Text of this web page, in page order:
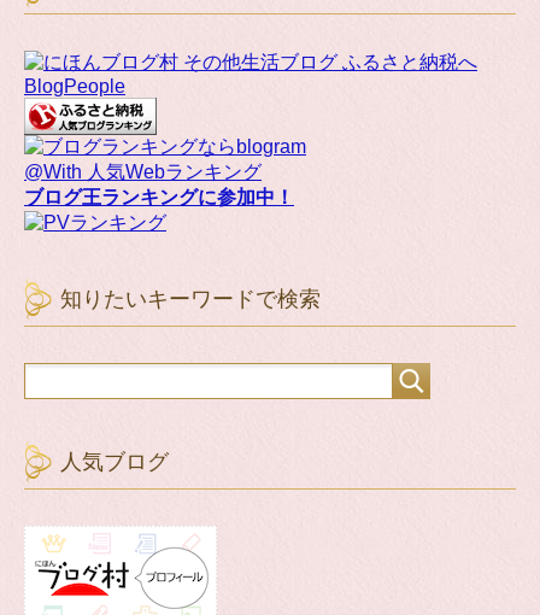
BlogPeople
@With 人気Webランキング
ブログ王ランキングに参加中！
知りたいキーワードで検索
人気ブログ